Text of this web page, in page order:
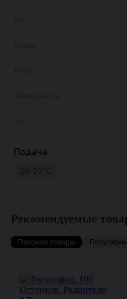
Подача
20-22°С
Рекомендуемые
Похожие товары